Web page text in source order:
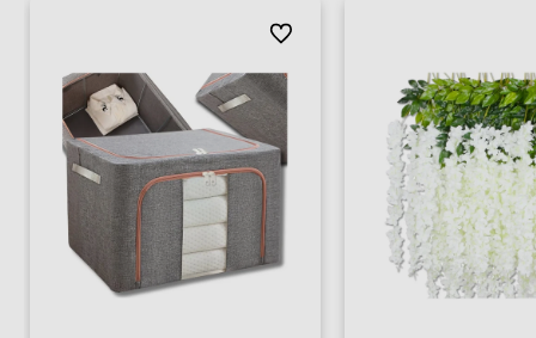
Do ulubionych